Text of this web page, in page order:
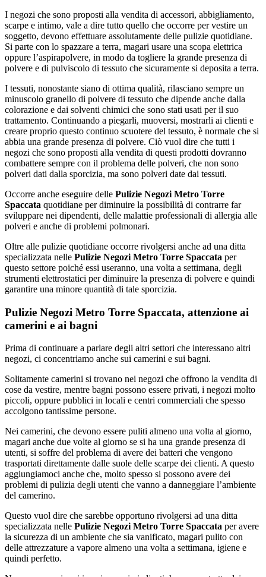
I negozi che sono proposti alla vendita di accessori, abbigliamento,
scarpe e intimo, vale a dire tutto quello che occorre per vestire un
soggetto, devono effettuare assolutamente delle pulizie quotidiane.
Si parte con lo spazzare a terra, magari usare una scopa elettrica
oppure l’aspirapolvere, in modo da togliere la grande presenza di
polvere e di pulviscolo di tessuto che sicuramente si deposita a terra.
I tessuti, nonostante siano di ottima qualità, rilasciano sempre un
minuscolo granello di polvere di tessuto che dipende anche dalla
colorazione e dai solventi chimici che sono stati usati per il suo
trattamento. Continuando a piegarli, muoversi, mostrarli ai clienti e
creare proprio questo continuo scuotere del tessuto, è normale che si
abbia una grande presenza di polvere. Ciò vuol dire che tutti i
negozi che sono proposti alla vendita di questi prodotti dovranno
combattere sempre con il problema delle polveri, che non sono
polveri dati dalla sporcizia, ma sono polveri date dai tessuti.
Occorre anche eseguire delle Pulizie Negozi Metro Torre
Spaccata quotidiane per diminuire la possibilità di contrarre far
sviluppare nei dipendenti, delle malattie professionali di allergia alle
polveri e anche di problemi polmonari.
Oltre alle pulizie quotidiane occorre rivolgersi anche ad una ditta
specializzata nelle Pulizie Negozi Metro Torre Spaccata per
questo settore poiché essi useranno, una volta a settimana, degli
strumenti elettrostatici per diminuire la presenza di polvere e quindi
garantire una minore quantità di tale sporcizia.
Pulizie Negozi Metro Torre Spaccata, attenzione ai
camerini e ai bagni
Prima di continuare a parlare degli altri settori che interessano altri
negozi, ci concentriamo anche sui camerini e sui bagni.
Solitamente camerini si trovano nei negozi che offrono la vendita di
cose da vestire, mentre bagni possono essere privati, i negozi molto
piccoli, oppure pubblici in locali e centri commerciali che spesso
accolgono tantissime persone.
Nei camerini, che devono essere puliti almeno una volta al giorno,
magari anche due volte al giorno se si ha una grande presenza di
utenti, si soffre del problema di avere dei batteri che vengono
trasportati direttamente dalle suole delle scarpe dei clienti. A questo
aggiungiamoci anche che, molto spesso si possono avere dei
problemi di pulizia degli utenti che vanno a danneggiare l’ambiente
del camerino.
Questo vuol dire che sarebbe opportuno rivolgersi ad una ditta
specializzata nelle Pulizie Negozi Metro Torre Spaccata per avere
la sicurezza di un ambiente che sia vanificato, magari pulito con
delle attrezzature a vapore almeno una volta a settimana, igiene e
quindi perfetto.